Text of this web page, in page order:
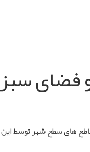
های سطح شهر توسط